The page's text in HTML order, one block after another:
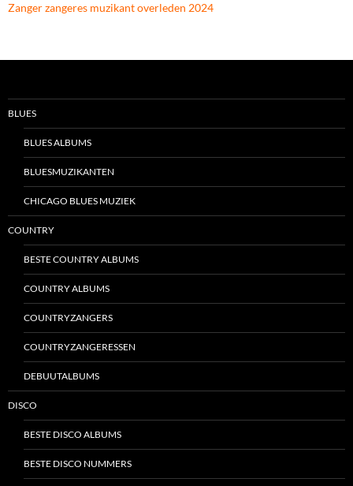
Zanger zangeres muzikant overleden 2024
BLUES
BLUES ALBUMS
BLUESMUZIKANTEN
CHICAGO BLUES MUZIEK
COUNTRY
BESTE COUNTRY ALBUMS
COUNTRY ALBUMS
COUNTRYZANGERS
COUNTRYZANGERESSEN
DEBUUTALBUMS
DISCO
BESTE DISCO ALBUMS
BESTE DISCO NUMMERS